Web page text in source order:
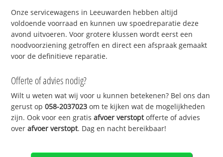
Onze servicewagens in Leeuwarden hebben altijd
voldoende voorraad en kunnen uw spoedreparatie deze
avond uitvoeren. Voor grotere klussen wordt eerst een
noodvoorziening getroffen en direct een afspraak gemaakt
voor de definitieve reparatie.
Offerte of advies nodig?
Wilt u weten wat wij voor u kunnen betekenen? Bel ons dan
gerust op058-2037023 om te kijken wat de mogelijkheden
zijn. Ook voor een gratisafvoer verstoptofferte of advies
overafvoer verstopt. Dag en nacht bereikbaar!